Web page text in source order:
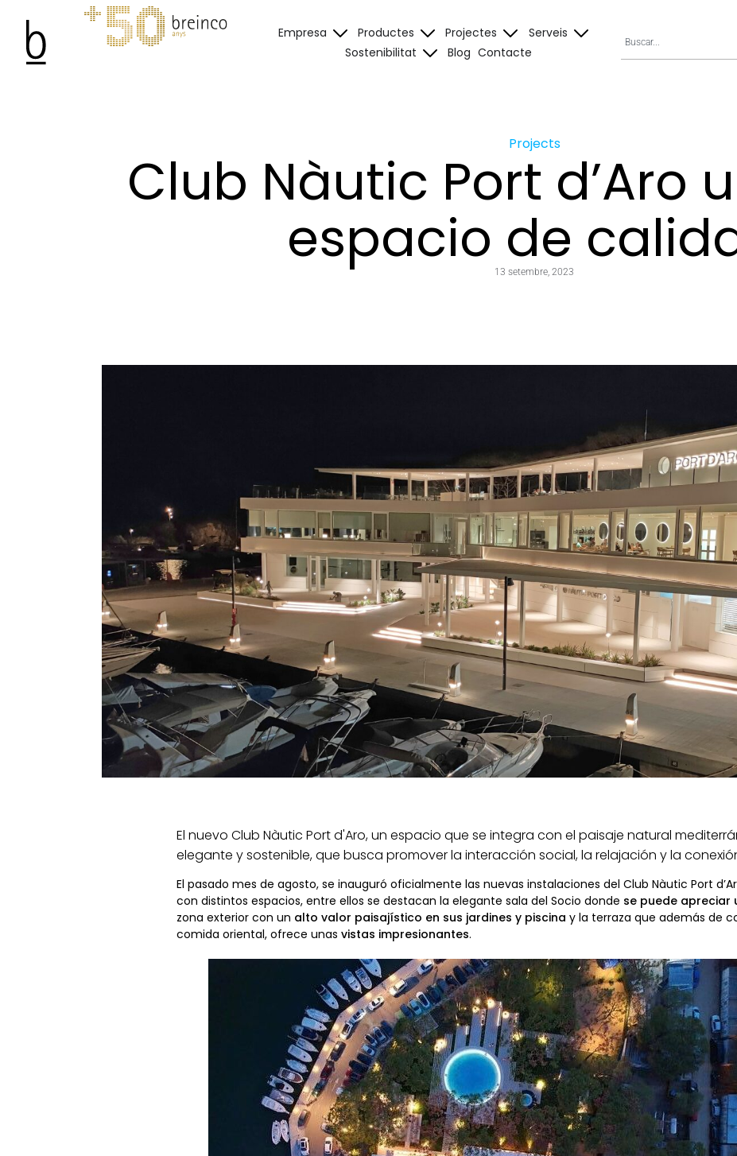
Empresa Productes Projectes
Serveis
Sostenibilitat
Blog Contacte
Projects
Club Nàutic Port d’Aro
espacio de
13 setembre, 2023
El nuevo Club Nàutic Port d'Aro, un espacio que se integra con el paisaje natural
elegante y sostenible, que busca promover la interacción social, la relajación y la
El pasado mes de agosto, se inauguró oficialmente las nuevas instalaciones del Club Nàutic Port
con distintos espacios, entre ellos se destacan la elegante sala del Socio donde se puede apreciar
zona exterior con un alto valor paisajístico en sus jardines y piscina y la terraza que además de
comida oriental, ofrece unas vistas impresionantes.